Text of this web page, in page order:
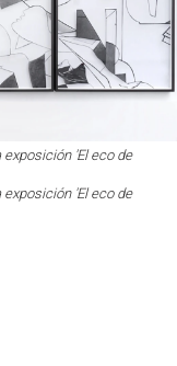
'El eco de
'El eco de